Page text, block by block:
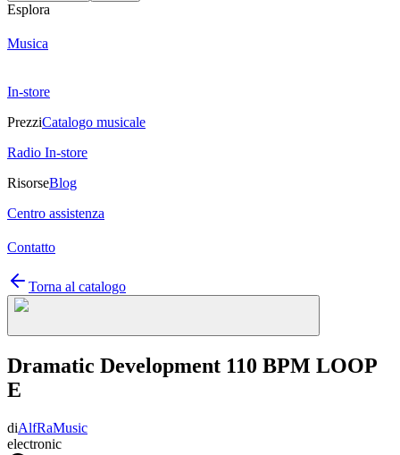
Esplora
Musica
In-store
PrezziCatalogo musicale
Radio In-store
RisorseBlog
Centro assistenza
Contatto
Torna al catalogo
Dramatic Development 110 BPM LOOP
E
diAlfRaMusic
electronic